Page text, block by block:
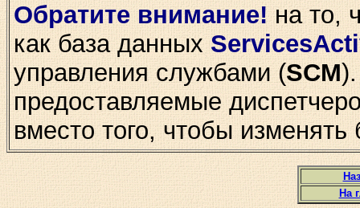
Обратите внимание!на то,
как база данных
управления службами (SCM
предоставляемые
вместо того, чтобы
На